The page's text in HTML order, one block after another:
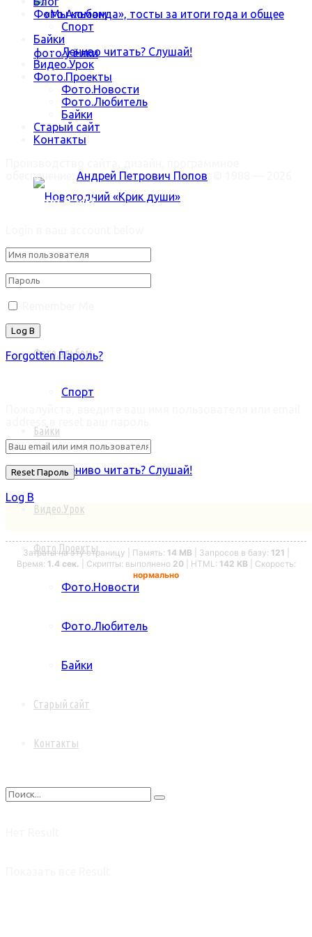
«Мы команда», тосты за итоги года и общее
фото у ёлки
Новогодний «Крик души»
Фото.Альбом
Спорт
Байки
Лениво читать? Слушай!
Видео.Урок
Фото.Проекты
Фото.Новости
Фото.Любитель
Байки
Старый сайт
Контакты
Фото.Альбом
Спорт
Байки
Лениво читать? Слушай!
Видео.Урок
Фото.Проекты
Фото.Новости
Фото.Любитель
Байки
Старый сайт
Контакты
обеспечение: Андрей Петрович Попов
Welcome Back!
Forgotten Пароль?
Log В
Затраты на эту страницу | Память: 14 MB | Запросов в базу: 121
Время: 1.4 сек. | Скрипты: выполнено 20| HTML: 142 KB | Скорость:
нормально